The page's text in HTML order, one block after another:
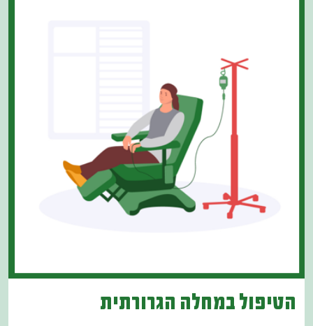
הטיפול במחלה הגרורתית